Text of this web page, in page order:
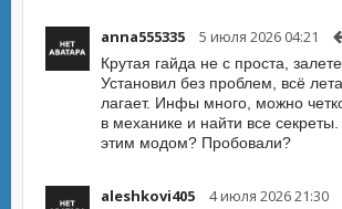
anna555335 5 июля 2026 04:21
Крутая гайда не с проста,
Установил без проблем, всё
лагает. Инфы много, можно
в механике и найти все секреты.
этим модом? Пробовали?
aleshkovi405 4 июля 2026 21:30